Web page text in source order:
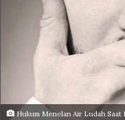
Hukum Menelan Air Ludah Saat